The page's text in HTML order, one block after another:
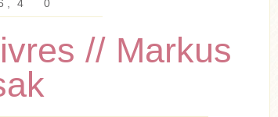
4 0
// Markus